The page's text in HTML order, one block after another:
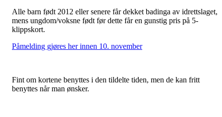
Alle barn født 2012 eller senere får dekket badinga av idrettslaget,
mens ungdom/voksne født før dette får en gunstig pris på 5-
klippskort.
Påmelding gjøres her innen 10. november
Fint om kortene benyttes i den tildelte tiden, men de kan fritt
benyttes når man ønsker.